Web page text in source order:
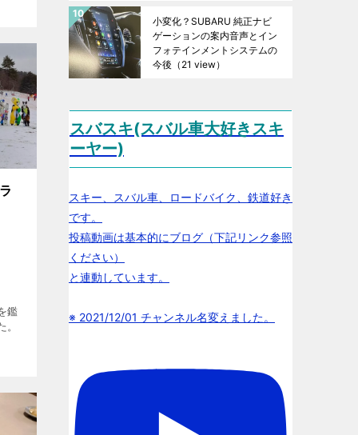
鑑
小変化？SUBARU 純正ナビ
ゲーションの案内音声とイン
フォテインメントシステムの
今後 （21 view）
スバスキ(スバル車大好きスキ
ーヤー)
スキー、スバル車、ロードバイク、鉄道好き
です。
投稿動画は基本的にブログ（下記リンク参照
ください）
と連動しています。
※ 2021/12/01 チャンネル名変えました。